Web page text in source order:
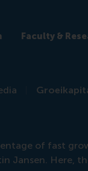
Faculty &
of fast
Jansen. Here,